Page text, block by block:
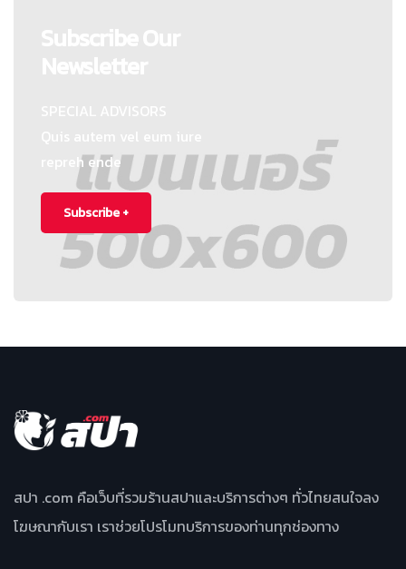
repreh ende
Subscribe +
สปา .com คือเว็บที่รวมร้านสปาและบริการต่างๆ ทั่วไทยสนใจลง
โฆษณากับเรา เราช่วยโปรโมทบริการของท่านทุกช่องทาง